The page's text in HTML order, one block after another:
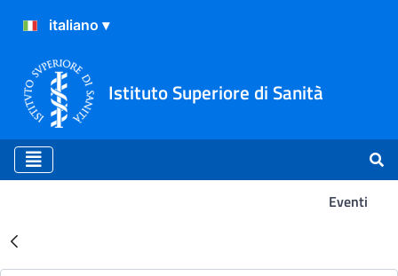
Istituto Superiore di Sanità
Eventi
Risultati della Ricerca -